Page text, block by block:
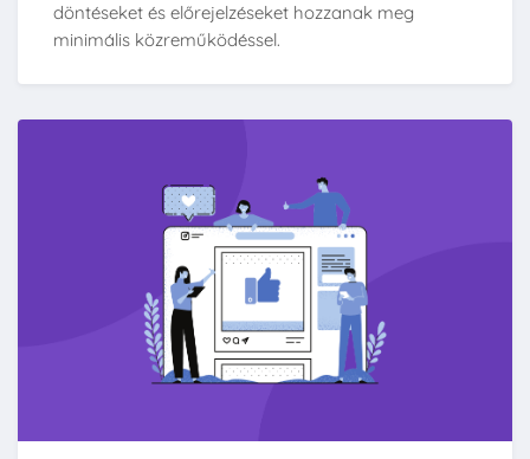
döntéseket és előrejelzéseket hozzanak meg
minimális közreműködéssel.